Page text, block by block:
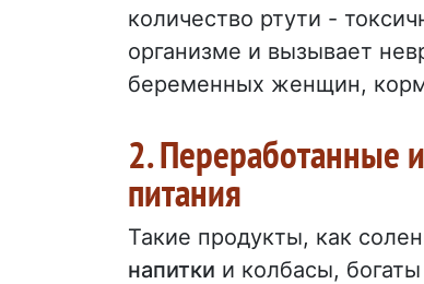
количество ртути -
организме и вызывает
беременных женщин,
2. Переработанные
питания
Такие продукты, как
напитки и колбасы,